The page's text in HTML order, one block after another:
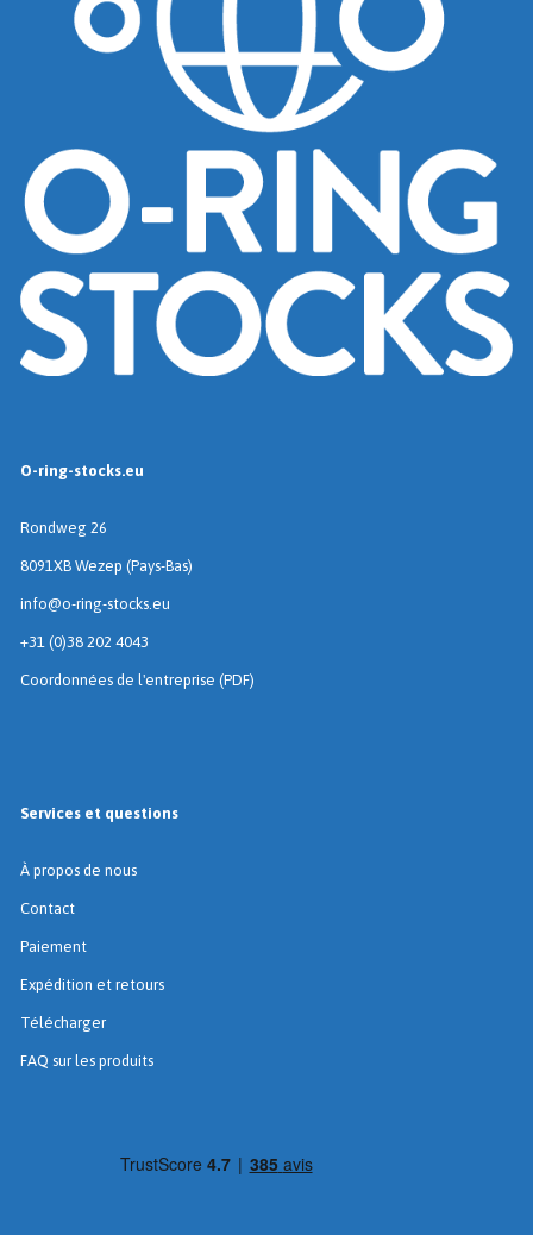
O-ring-stocks.eu
Rondweg 26
8091XB Wezep (Pays-Bas)
info@o-ring-stocks.eu
+31 (0)38 202 4043
Coordonnées de l'entreprise (PDF)
Services et questions
À propos de nous
Contact
Paiement
Expédition et retours
Télécharger
FAQ sur les produits